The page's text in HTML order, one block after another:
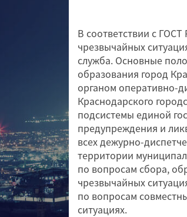
В соответствии с ГОСТ
чрезвычайных
служба. Основные
образования город
органом оперативно-
Краснодарского
подсистемы единой
предупреждения и
всех дежурно-
территории
по вопросам сбора,
чрезвычайных
по вопросам
ситуациях.